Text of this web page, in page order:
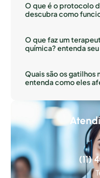
O que é o protocolo
descubra como
O que faz um
química? entenda
Quais são os
entenda como eles
(11)